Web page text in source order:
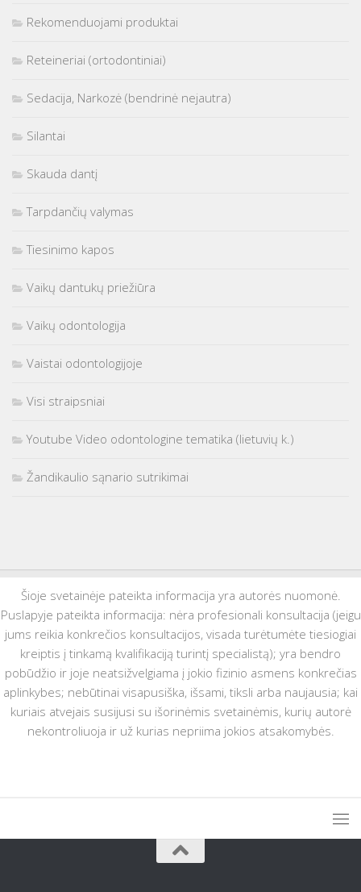
Rekomenduojami produktai
Reteineriai (ortodontiniai)
Sedacija, Narkozė (bendrinė nejautra)
Silantai
Skauda dantį
Tarpdančių valymas
Tiesinimo kapos
Vaikų dantukų priežiūra
Vaikų odontologija
Vaistai odontologijoje
Visi straipsniai
Youtube Video odontologine tematika (lietuvių k.)
Žandikaulio sąnario sutrikimai
Šioje svetainėje pateikta informacija yra autorės nuomonė.
Puslapyje pateikta informacija: nėra profesionali konsultacija (jeigu
jums reikia konkrečios konsultacijos, visada turėtumėte tiesiogiai
kreiptis į tinkamą kvalifikaciją turintį specialistą); yra bendro
pobūdžio ir joje neatsižvelgiama į jokio fizinio asmens konkrečias
aplinkybes; nebūtinai visapusiška, išsami, tiksli arba naujausia; kai
kuriais atvejais susijusi su išorinėmis svetainėmis, kurių autorė
nekontroliuoja ir už kurias nepriima jokios atsakomybės.